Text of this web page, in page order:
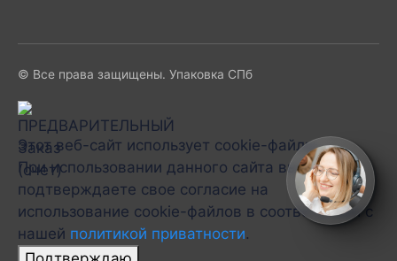
© Все права защищены. Упаковка СПб
Этот веб-сайт использует cookie-файлы.
При использовании данного сайта вы
подтверждаете свое согласие на
использование cookie-файлов в соответствии с
нашей политикой приватности.